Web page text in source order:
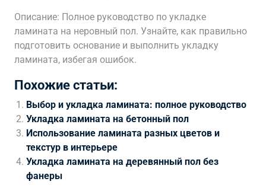
Описание: Полное руководство по укладке
ламината на неровный пол. Узнайте, как правильно
подготовить основание и выполнить укладку
ламината, избегая ошибок.
Похожие статьи:
Выбор и укладка ламината: полное руководство
Укладка ламината на бетонный пол
Использование ламината разных цветов и
текстур в интерьере
Укладка ламината на деревянный пол без
фанеры